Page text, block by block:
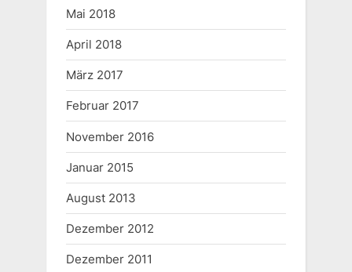
Mai 2018
April 2018
März 2017
Februar 2017
November 2016
Januar 2015
August 2013
Dezember 2012
Dezember 2011